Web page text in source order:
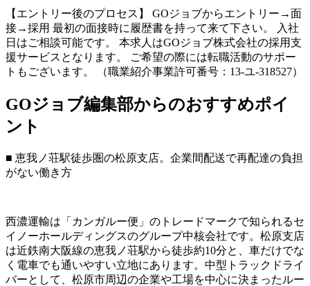
【エントリー後のプロセス】 GOジョブからエントリー→面
接→採用 最初の面接時に履歴書を持って来て下さい。 入社
日はご相談可能です。 本求人はGOジョブ株式会社の採用支
援サービスとなります。 ご希望の際には転職活動のサポー
トもございます。 （職業紹介事業許可番号：13-ユ-318527）
GOジョブ編集部からのおすすめポイ
ント
■ 恵我ノ荘駅徒歩圏の松原支店。企業間配送で再配達の負担
がない働き方
西濃運輸は「カンガルー便」のトレードマークで知られるセ
イノーホールディングスのグループ中核会社です。松原支店
は近鉄南大阪線の恵我ノ荘駅から徒歩約10分と、車だけでな
く電車でも通いやすい立地にあります。中型トラックドライ
バーとして、松原市周辺の企業や工場を中心に決まったルー